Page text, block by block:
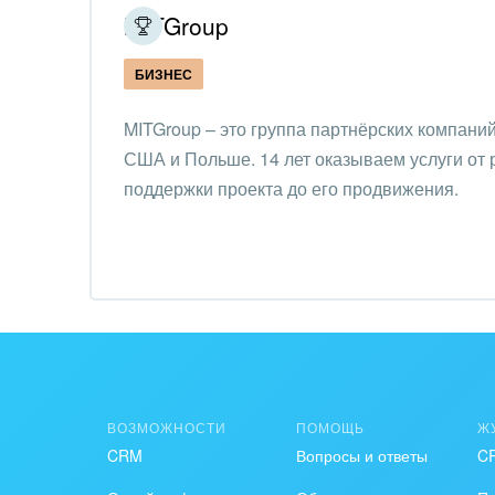
MITGroup
БИЗНЕС
MITGroup – это группа партнёрских
США и Польше. 14 лет оказываем услуги от
поддержки проекта до его продвижения.
ВОЗМОЖНОСТИ
CRM
ПОМОЩЬ
Вопросы и ответы